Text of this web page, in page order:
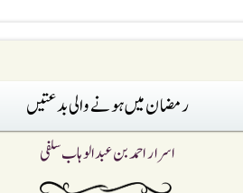
رمضان میں ہونے والی بدعتیں
اسرار احمد بن عبدالوہاب سلفی